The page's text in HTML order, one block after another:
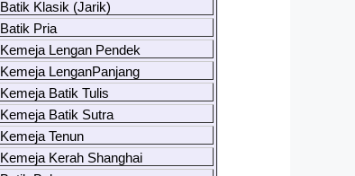
Batik Klasik (Jarik)
Batik Pria
Kemeja Lengan Pendek
Kemeja LenganPanjang
Kemeja Batik Tulis
Kemeja Batik Sutra
Kemeja Tenun
Kemeja Kerah Shanghai